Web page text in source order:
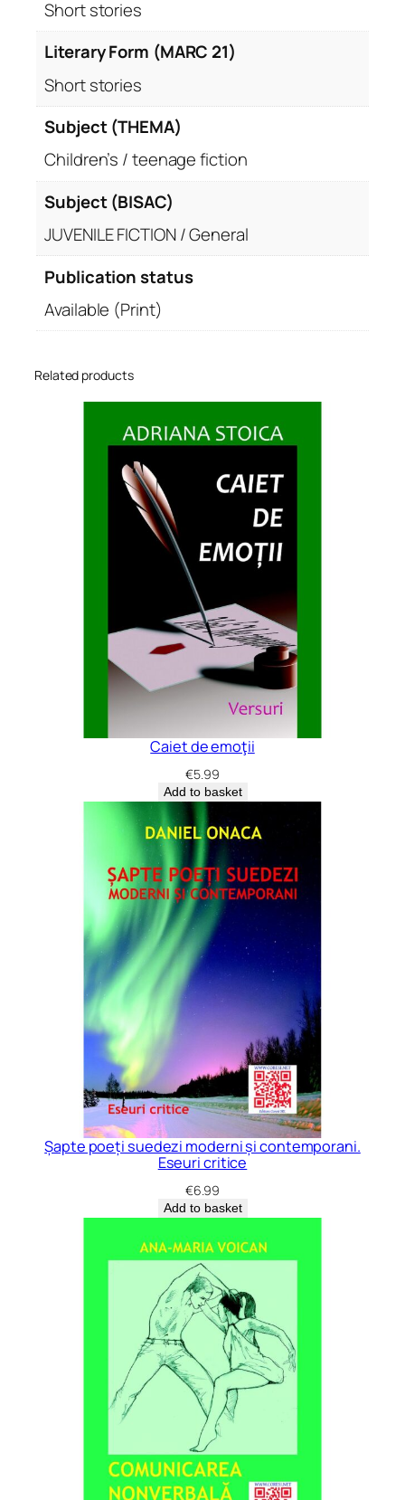
Short stories
Literary Form (MARC 21)
Short stories
Subject (THEMA)
Children’s / teenage fiction
Subject (BISAC)
JUVENILE FICTION / General
Publication status
Available (Print)
Related products
Caiet de emoţii
€5.99
Add to basket
Șapte poeți suedezi moderni și contemporani.
Eseuri critice
€6.99
Add to basket